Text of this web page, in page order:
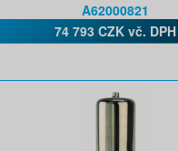
A62000821
74 793 CZK vč. DPH